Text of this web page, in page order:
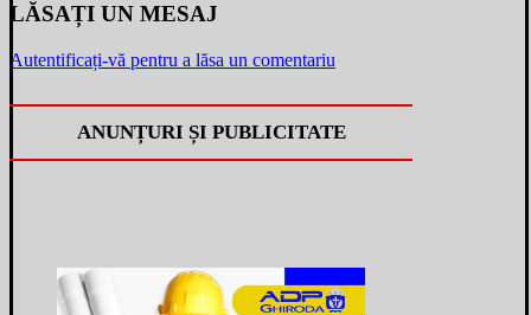
LĂSAȚI UN MESAJ
Autentificați-vă pentru a lăsa un comentariu
ANUNȚURI ȘI PUBLICITATE